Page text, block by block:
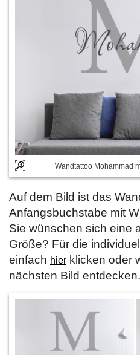
Wandtattoo Mohammad
Auf dem Bild ist das
Anfangsbuchstabe mit
Sie wünschen sich eine
Größe? Für die
einfach hier klicken oder
nächsten Bild entdecken.